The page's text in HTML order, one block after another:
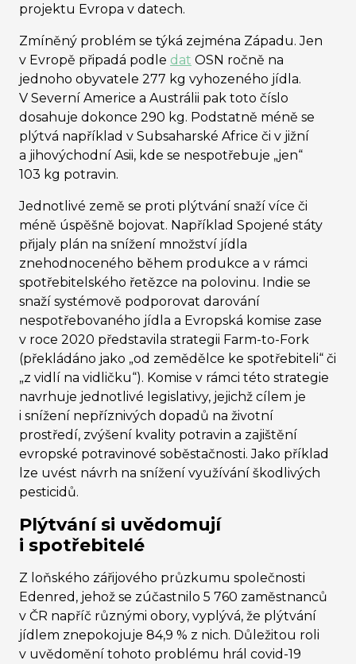
projektu Evropa v datech.
Zmíněný problém se týká zejména Západu. Jen
v Evropě připadá podle dat OSN ročně na
jednoho obyvatele 277 kg vyhozeného jídla.
V Severní Americe a Austrálii pak toto číslo
dosahuje dokonce 290 kg. Podstatně méně se
plýtvá například v Subsaharské Africe či v jižní
a jihovýchodní Asii, kde se nespotřebuje „jen“
103 kg potravin.
Jednotlivé země se proti plýtvání snaží více či
méně úspěšně bojovat. Například Spojené státy
přijaly plán na snížení množství jídla
znehodnoceného během produkce a v rámci
spotřebitelského řetězce na polovinu. Indie se
snaží systémově podporovat darování
nespotřebovaného jídla a Evropská komise zase
v roce 2020 představila strategii Farm-to-Fork
(překládáno jako „od zemědělce ke spotřebiteli“ či
„z vidlí na vidličku“). Komise v rámci této strategie
navrhuje jednotlivé legislativy, jejichž cílem je
i snížení nepříznivých dopadů na životní
prostředí, zvýšení kvality potravin a zajištění
evropské potravinové soběstačnosti. Jako příklad
lze uvést návrh na snížení využívání škodlivých
pesticidů.
Plýtvání si uvědomují
i spotřebitelé
Z loňského zářijového průzkumu společnosti
Edenred, jehož se zúčastnilo 5 760 zaměstnanců
v ČR napříč různými obory, vyplývá, že plýtvání
jídlem znepokojuje 84,9 % z nich. Důležitou roli
v uvědomění tohoto problému hrál covid-19